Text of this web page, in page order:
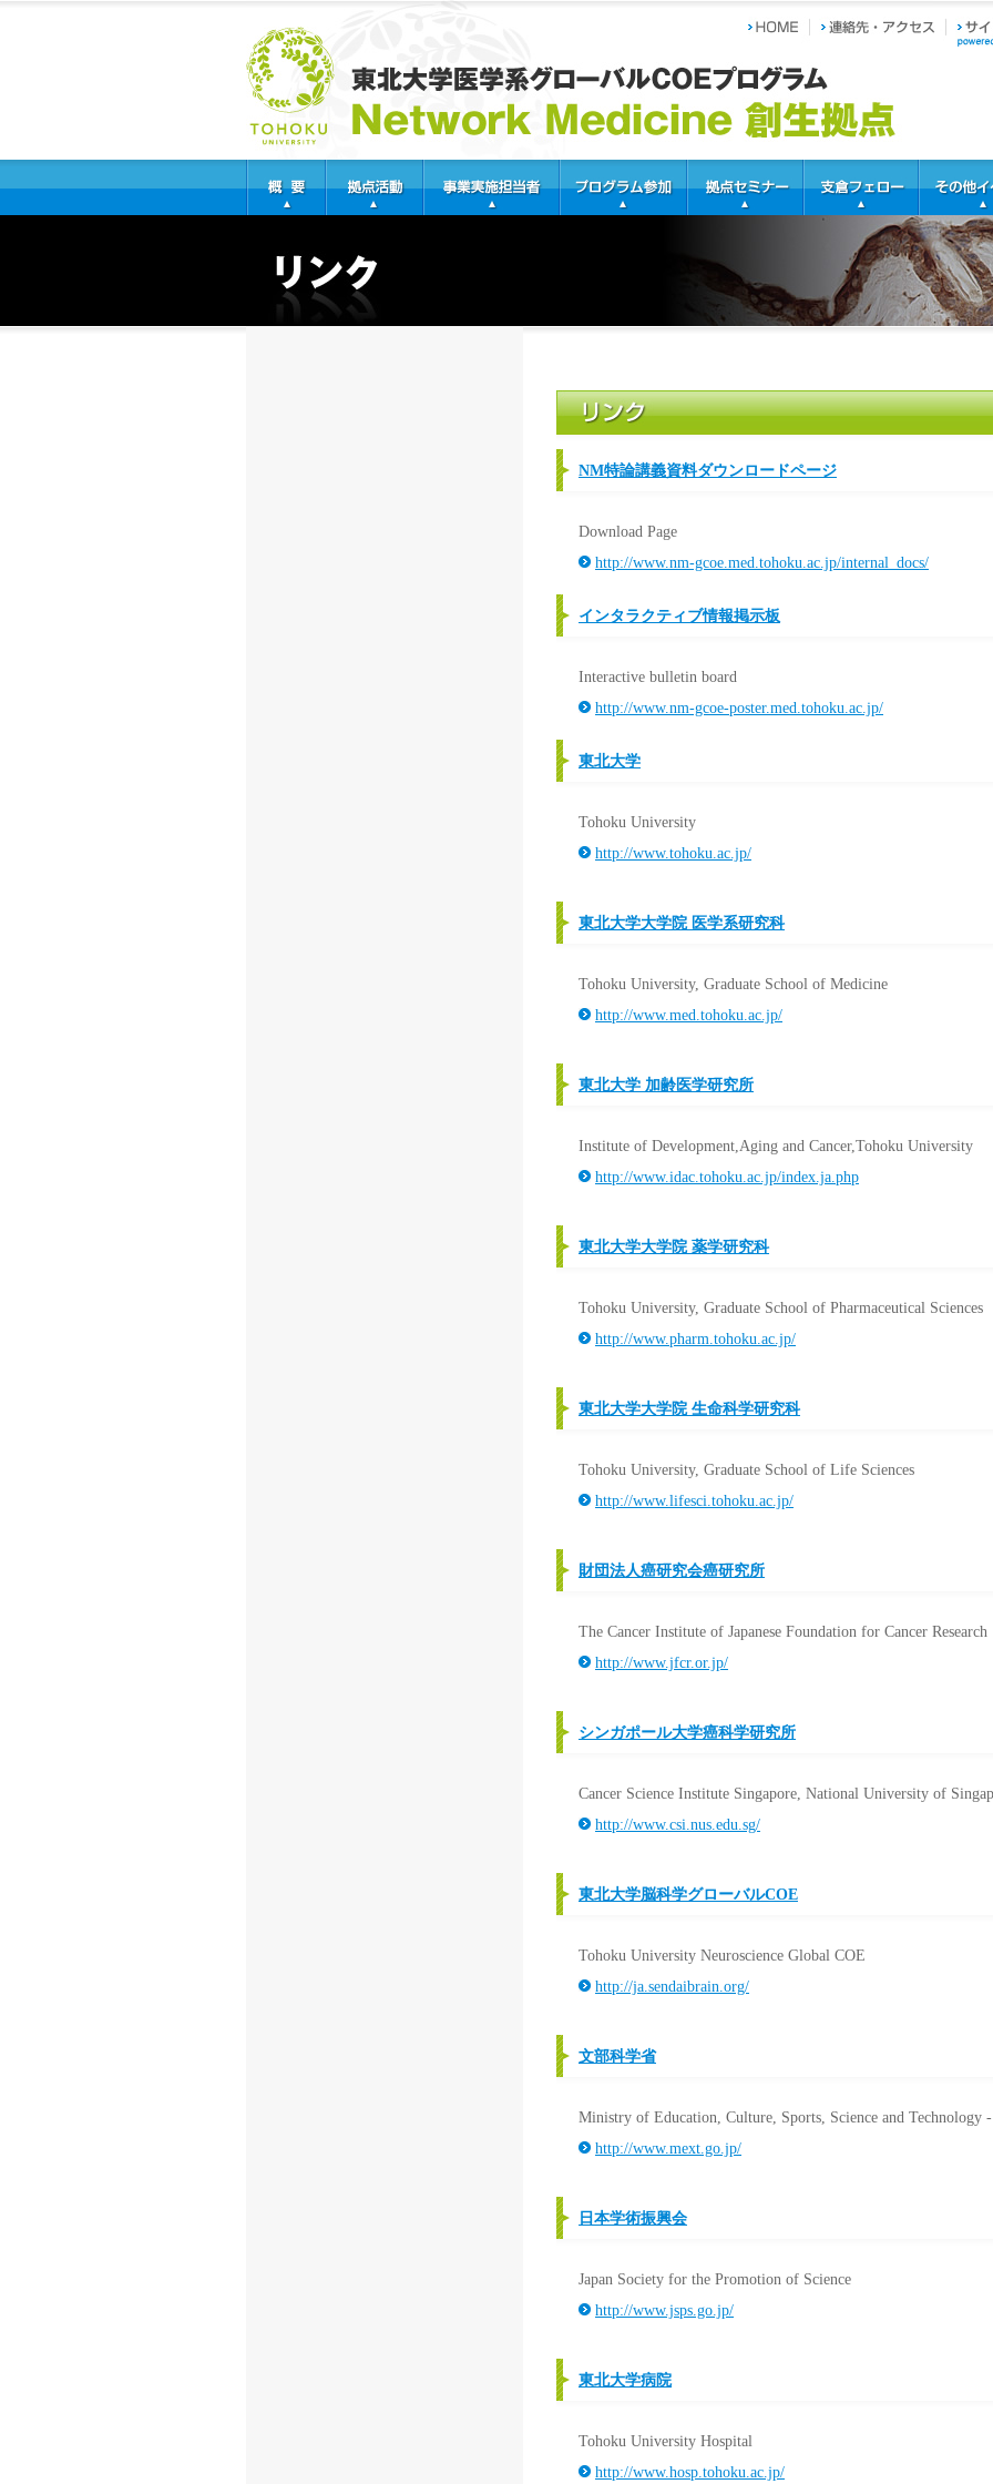
NM特論講義資料ダウンロードページ
Download Page
http://www.nm-gcoe.med.tohoku.ac.jp/internal_docs/
インタラクティブ情報掲示板
Interactive bulletin board
http://www.nm-gcoe-poster.med.tohoku.ac.jp/
東北大学
Tohoku University
http://www.tohoku.ac.jp/
東北大学大学院 医学系研究科
Tohoku University, Graduate School of Medicine
http://www.med.tohoku.ac.jp/
東北大学 加齢医学研究所
Institute of Development,Aging and Cancer,Tohoku University
http://www.idac.tohoku.ac.jp/index.ja.php
東北大学大学院 薬学研究科
Tohoku University, Graduate School of Pharmaceutical Sciences
http://www.pharm.tohoku.ac.jp/
東北大学大学院 生命科学研究科
Tohoku University, Graduate School of Life Sciences
http://www.lifesci.tohoku.ac.jp/
財団法人癌研究会癌研究所
The Cancer Institute of Japanese Foundation for Cancer Research
http://www.jfcr.or.jp/
シンガポール大学癌科学研究所
Cancer Science Institute Singapore, National University of
http://www.csi.nus.edu.sg/
東北大学脳科学グローバルCOE
Tohoku University Neuroscience Global COE
http://ja.sendaibrain.org/
文部科学省
Ministry of Education, Culture, Sports, Science and Technology -
http://www.mext.go.jp/
日本学術振興会
Japan Society for the Promotion of Science
http://www.jsps.go.jp/
東北大学病院
Tohoku University Hospital
http://www.hosp.tohoku.ac.jp/